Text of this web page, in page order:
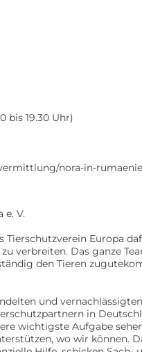
bis 19.30 Uhr)
nora-in-
e. V.
Europa
verbreiten. Das ganze
den Tieren
und
in
wichtigste Aufgabe
wo wir können.